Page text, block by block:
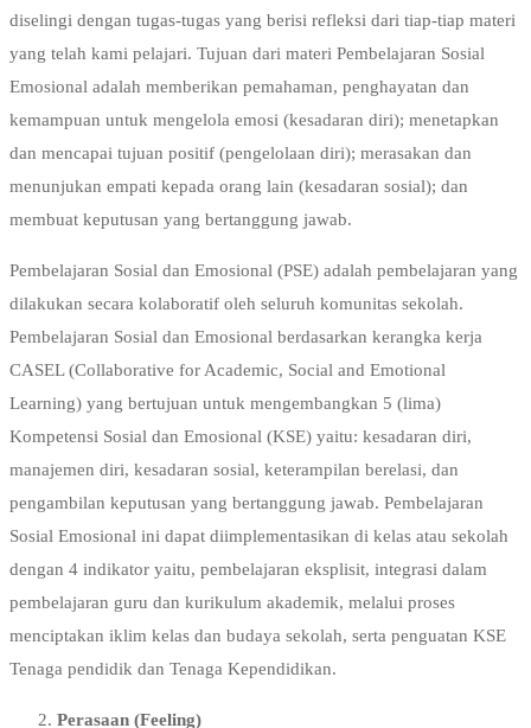
diselingi dengan tugas-tugas yang berisi refleksi dari tiap-tiap materi
yang telah kami pelajari. Tujuan dari materi Pembelajaran Sosial
Emosional adalah memberikan pemahaman, penghayatan dan
kemampuan untuk mengelola emosi (kesadaran diri); menetapkan
dan mencapai tujuan positif (pengelolaan diri); merasakan dan
menunjukan empati kepada orang lain (kesadaran sosial); dan
membuat keputusan yang bertanggung jawab.
Pembelajaran Sosial dan Emosional (PSE) adalah pembelajaran yang
dilakukan secara kolaboratif oleh seluruh komunitas sekolah.
Pembelajaran Sosial dan Emosional berdasarkan kerangka kerja
CASEL (Collaborative for Academic, Social and Emotional
Learning) yang bertujuan untuk mengembangkan 5 (lima)
Kompetensi Sosial dan Emosional (KSE) yaitu: kesadaran diri,
manajemen diri, kesadaran sosial, keterampilan berelasi, dan
pengambilan keputusan yang bertanggung jawab. Pembelajaran
Sosial Emosional ini dapat diimplementasikan di kelas atau sekolah
dengan 4 indikator yaitu, pembelajaran eksplisit, integrasi dalam
pembelajaran guru dan kurikulum akademik, melalui proses
menciptakan iklim kelas dan budaya sekolah, serta penguatan KSE
Tenaga pendidik dan Tenaga Kependidikan.
Perasaan (Feeling)